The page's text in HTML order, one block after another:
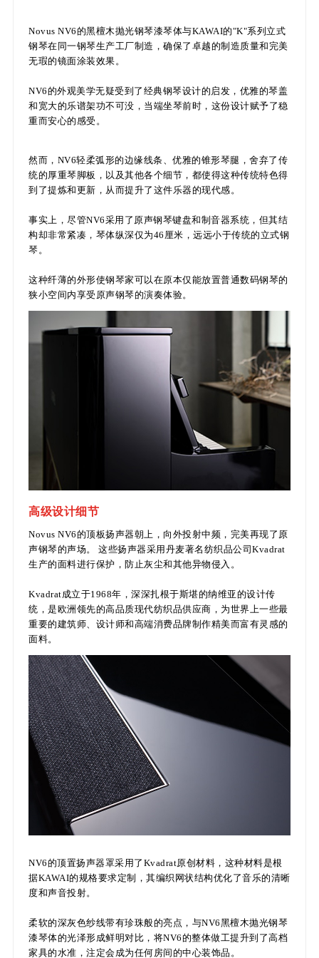
Novus NV6的黑檀木抛光钢琴漆琴体与KAWAI的"K"系列立式
钢琴在同一钢琴生产工厂制造，确保了卓越的制造质量和完美
无瑕的镜面涂装效果。
NV6的外观美学无疑受到了经典钢琴设计的启发，优雅的琴盖
和宽大的乐谱架功不可没，当端坐琴前时，这份设计赋予了稳
重而安心的感受。
然而，NV6轻柔弧形的边缘线条、优雅的锥形琴腿，舍弃了传
统的厚重琴脚板，以及其他各个细节，都使得这种传统特色得
到了提炼和更新，从而提升了这件乐器的现代感。
事实上，尽管NV6采用了原声钢琴键盘和制音器系统，但其结
构却非常紧凑，琴体纵深仅为46厘米，远远小于传统的立式钢
琴。
这种纤薄的外形使钢琴家可以在原本仅能放置普通数码钢琴的
狭小空间内享受原声钢琴的演奏体验。
高级设计细节
Novus NV6的顶板扬声器朝上，向外投射中频，完美再现了原
声钢琴的声场。 这些扬声器采用丹麦著名纺织品公司Kvadrat
生产的面料进行保护，防止灰尘和其他异物侵入。
Kvadrat成立于1968年，深深扎根于斯堪的纳维亚的设计传
统，是欧洲领先的高品质现代纺织品供应商，为世界上一些最
重要的建筑师、设计师和高端消费品牌制作精美而富有灵感的
面料。
NV6的顶置扬声器罩采用了Kvadrat原创材料，这种材料是根
据KAWAI的规格要求定制，其编织网状结构优化了音乐的清晰
度和声音投射。
柔软的深灰色纱线带有珍珠般的亮点，与NV6黑檀木抛光钢琴
漆琴体的光泽形成鲜明对比，将NV6的整体做工提升到了高档
家具的水准，注定会成为任何房间的中心装饰品。